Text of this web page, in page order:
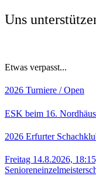
Uns
Etwas verpasst...
2026 Turniere / Open
ESK beim 16.
2026 Erfurter
Freitag 14.8.2026,